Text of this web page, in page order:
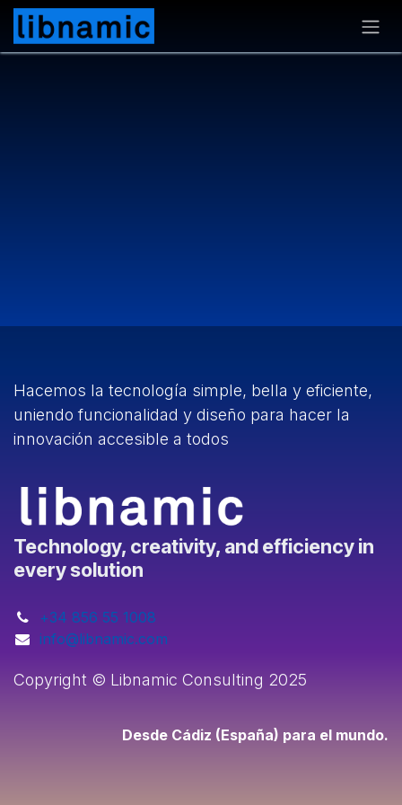
Ir al contenido
Hacemos la tecnología simple, bella y eficiente,
uniendo funcionalidad y diseño para hacer la
innovación accesible a todos
Technology, creativity, and efficiency in
every solution
+34 856 55 1008
info@libnamic.com
Copyright © Libnamic Consulting 2025
Desde Cádiz (España) para el mundo.